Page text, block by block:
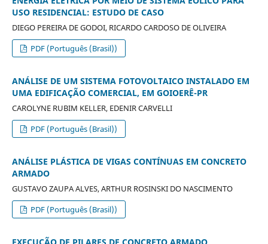
USO RESIDENCIAL: ESTUDO DE CASO
DIEGO PEREIRA DE GODOI, RICARDO CARDOSO DE OLIVEIRA
PDF (Português (Brasil))
ANÁLISE DE UM SISTEMA FOTOVOLTAICO INSTALADO EM
UMA EDIFICAÇÃO COMERCIAL, EM GOIOERÊ-PR
CAROLYNE RUBIM KELLER, EDENIR CARVELLI
PDF (Português (Brasil))
ANÁLISE PLÁSTICA DE VIGAS CONTÍNUAS EM CONCRETO
ARMADO
GUSTAVO ZAUPA ALVES, ARTHUR ROSINSKI DO NASCIMENTO
PDF (Português (Brasil))